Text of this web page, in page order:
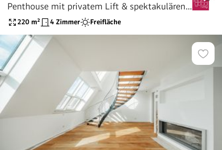
Penthouse mit privatem Lift & spektakulären
Dachterrassen !!
220 m² 4 Zimmer Freifläche